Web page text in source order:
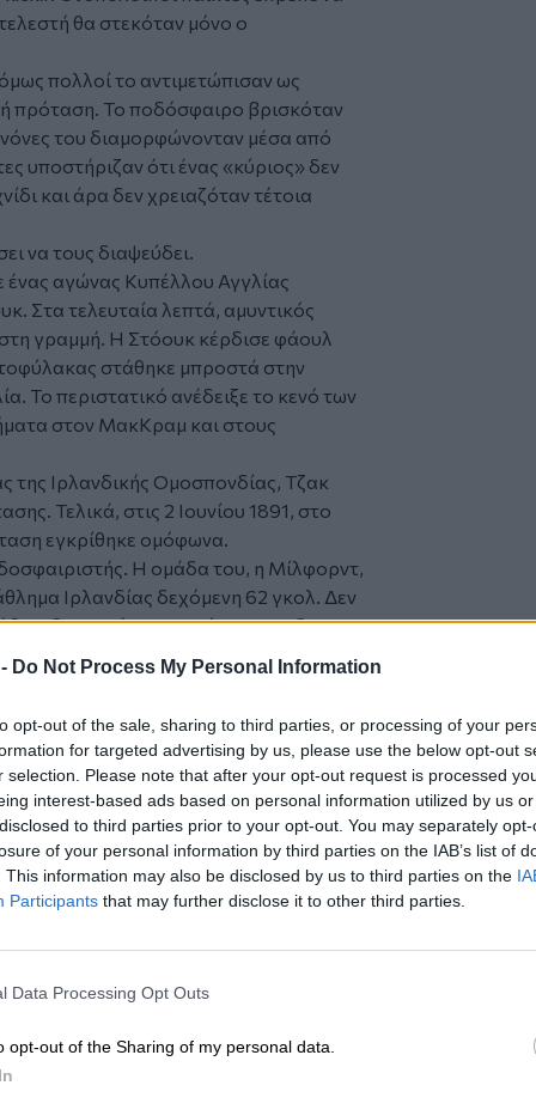
Do Not Process My Personal Information
opt-out of the sale, sharing to third parties, or processing of your
for targeted advertising by us, please use the below opt-out
selection. Please note that after your opt-out request is processed
interest-based ads based on personal information utilized by us
to third parties prior to your opt-out. You may separately
of your personal information by third parties on the IAB’s list of
This information may also be disclosed by us to third parties on the
Participants that may further disclose it to other third parties.
Data Processing Opt Outs
opt-out of the Sharing of my personal data.
θα στεκόταν μόνο ο
πολλοί το αντιμετώπισαν ως
πρόταση. Το ποδόσφαιρο βρισκόταν
του διαμορφώνονταν μέσα από
υποστήριζαν ότι ένας «κύριος» δεν
και άρα δεν χρειαζόταν τέτοια
να τους διαψεύδει.
ένας αγώνας Κυπέλλου Αγγλίας
Στα τελευταία λεπτά, αμυντικός
γραμμή. Η Στόουκ κέρδισε φάουλ
στάθηκε μπροστά στην
Το περιστατικό ανέδειξε το κενό των
στον ΜακΚραμ και στους
της Ιρλανδικής Ομοσπονδίας, Τζακ
Τελικά, στις 2 Ιουνίου 1891, στο
εγκρίθηκε ομόφωνα.
Η ομάδα του, η Μίλφορντ,
Ιρλανδίας δεχόμενη 62 γκολ. Δεν
δεν κατέκτησε τρόπαια και δεν
επιρροή του στο άθλημα αποδείχθηκε
για τα κίνητρά του. Ο ΜακΚραμ
καλά τη μοναξιά του
του, να συνέλαβε το πέναλτι
ο τερματοφύλακας και ο
ολόκληρου του αγώνα.
130 χρόνια. Τελικοί Παγκοσμίων
τραγωδίες και προσωπικές λύτρωσεις
φίλαθλοι έχουν πανηγυρίσει ή
παίκτη, μια μπάλα και έναν
και Κρις Γουάντλ –αμφότεροι
πέναλτι– στάθηκαν μπροστά στον
ένα ντοκιμαντέρ του BBC.